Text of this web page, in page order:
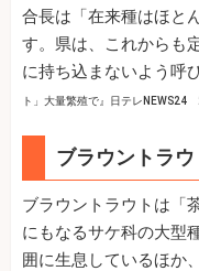
合長は「在来種はほと
す。県は、これからも
に持ち込まないよう呼
ト」大量繁殖で』日テレNEWS24
ブラウントラ
ブラウントラウトは「
にもなるサケ科の大型
囲に生息しているほか